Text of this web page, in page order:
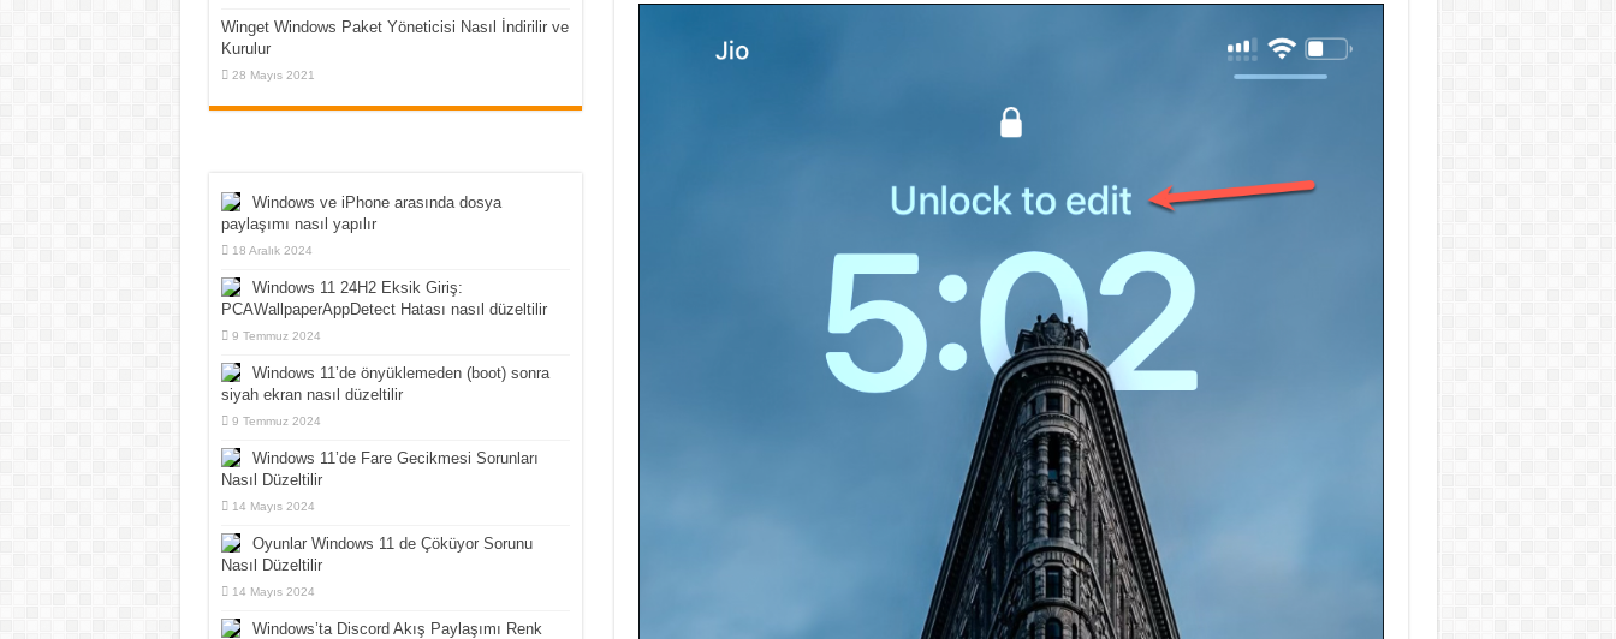
Winget Windows Paket Yöneticisi Nasıl İndirilir ve
Kurulur
28 Mayıs 2021
Windows ve iPhone arasında dosya
paylaşımı nasıl yapılır
18 Aralık 2024
Windows 11 24H2 Eksik Giriş:
PCAWallpaperAppDetect Hatası nasıl düzeltilir
9 Temmuz 2024
Windows 11’de önyüklemeden (boot) sonra
siyah ekran nasıl düzeltilir
9 Temmuz 2024
Windows 11’de Fare Gecikmesi Sorunları
Nasıl Düzeltilir
14 Mayıs 2024
Oyunlar Windows 11 de Çöküyor Sorunu
Nasıl Düzeltilir
14 Mayıs 2024
Windows’ta Discord Akış Paylaşımı Renk